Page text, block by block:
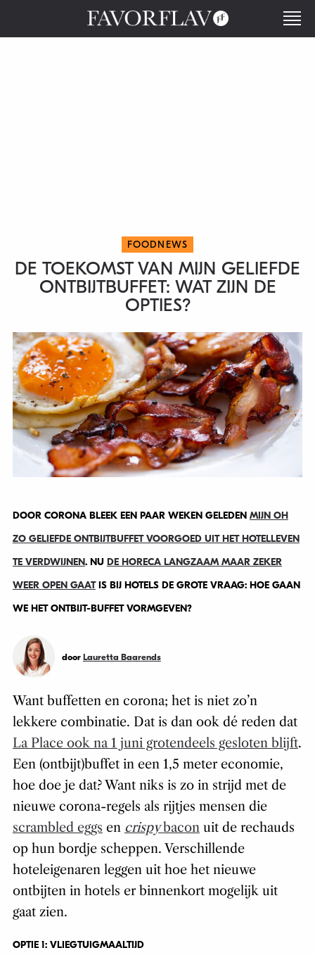
FOODNEWS
DE TOEKOMST VAN MIJN GELIEFDE
ONTBIJTBUFFET: WAT ZIJN DE
OPTIES?
DOOR CORONA BLEEK EEN PAAR WEKEN GELEDEN MIJN OH
ZO GELIEFDE ONTBIJTBUFFET VOORGOED UIT HET HOTELLEVEN
TE VERDWIJNEN. NU DE HORECA LANGZAAM MAAR ZEKER
WEER OPEN GAATIS BIJ HOTELS DE GROTE VRAAG: HOE GAAN
WE HET ONTBIJT-BUFFET VORMGEVEN?
door Lauretta Baarends
Want buffetten en corona; het is niet zo’n
lekkere combinatie. Dat is dan ook dé reden dat
La Place ook na 1 juni grotendeels gesloten blijft.
Een (ontbijt)buffet in een 1,5 meter economie,
hoe doe je dat? Want niks is zo in strijd met de
nieuwe corona-regels als rijtjes mensen die
scrambled eggs en crispybaconuit de rechauds
op hun bordje scheppen. Verschillende
hoteleigenaren leggen uit hoe het nieuwe
ontbijten in hotels er binnenkort mogelijk uit
gaat zien.
OPTIE 1: VLIEGTUIGMAALTIJD